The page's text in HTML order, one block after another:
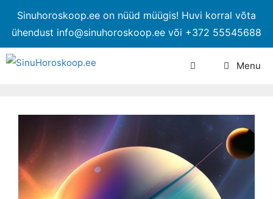
Sinuhoroskoop.ee on nüüd müügis! Huvi korral võta
ühendust info@sinuhoroskoop.ee või +372 55545688
Menu